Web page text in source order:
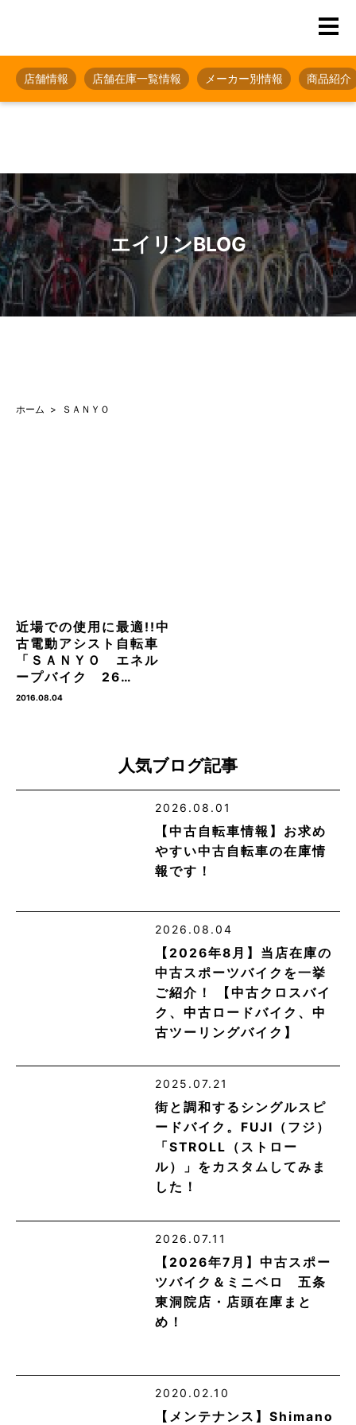
店舗情報 店舗在庫一覧情報 メーカー別情報 商品紹介
エイリンBLOG
ホーム ＳＡＮＹＯ
近場での使用に最適!!中
古電動アシスト自転車
「ＳＡＮＹＯ エネル
ープバイク 26…
2016.08.04
人気ブログ記事
2026.08.01
【中古自転車情報】お求め
やすい中古自転車の在庫情
報です！
2026.08.04
【2026年8月】当店在庫の
中古スポーツバイクを一挙
ご紹介！ 【中古クロスバイ
ク、中古ロードバイク、中
古ツーリングバイク】
2025.07.21
街と調和するシングルスピ
ードバイク。FUJI（フジ）
「STROLL（ストロー
ル）」をカスタムしてみま
した！
2026.07.11
【2026年7月】中古スポー
ツバイク＆ミニベロ 五条
東洞院店・店頭在庫まと
め！
2020.02.10
【メンテナンス】Shimano